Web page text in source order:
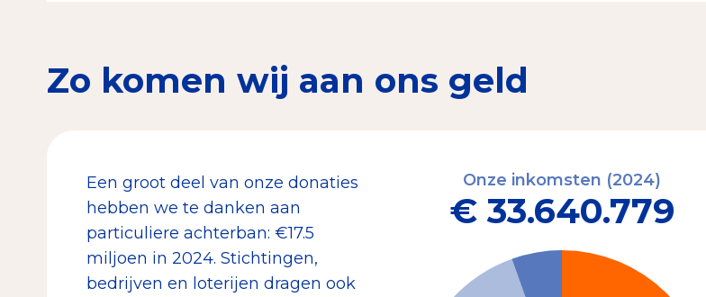
Zo komen wij aan ons geld
Onze inkomsten (2024)
€ 33.640.779
Een groot deel van onze donaties
hebben we te danken aan
particuliere achterban: €17.5
miljoen in 2024. Stichtingen,
bedrijven en loterijen dragen ook